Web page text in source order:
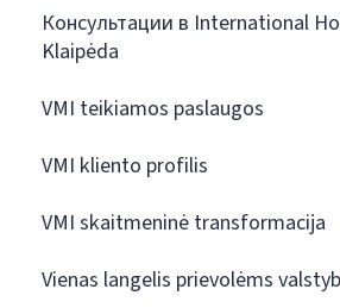
Консультации в International
Klaipėda
VMI teikiamos paslaugos
VMI kliento profilis
VMI skaitmeninė transformacija
Vienas langelis prievolėms